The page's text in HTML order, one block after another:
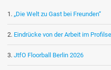
„Die Welt zu Gast bei Freunden“
Eindrücke von der Arbeit im
JtfO Floorball Berlin 2026